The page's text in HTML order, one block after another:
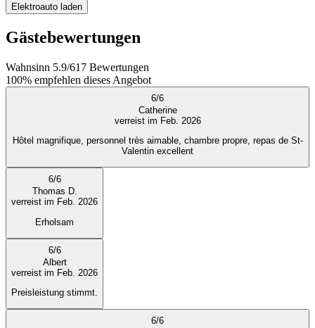
Elektroauto laden
Gästebewertungen
Wahnsinn 5.9/617 Bewertungen
100% empfehlen dieses Angebot
6/6
Catherine
verreist im Feb. 2026
Hôtel magnifique, personnel très aimable, chambre propre, repas de St-
Valentin excellent
6/6
Thomas D.
verreist im Feb. 2026
Erholsam
6/6
Albert
verreist im Feb. 2026
Preisleistung stimmt.
6/6